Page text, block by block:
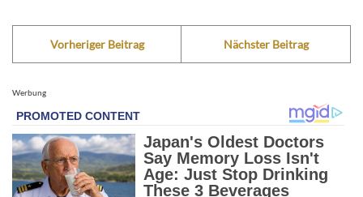
Vorheriger Beitrag Nächster Beitrag
Werbung